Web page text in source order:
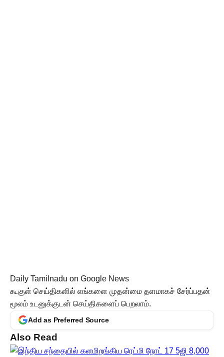
Daily Tamilnadu on Google News
கூகுள் செய்திகளில் எங்களை முதன்மை தளமாகச் சேர்ப்பதன்
மூலம் உடனுக்குடன் செய்திகளைப் பெறலாம்.
Add as Preferred Source
Also Read